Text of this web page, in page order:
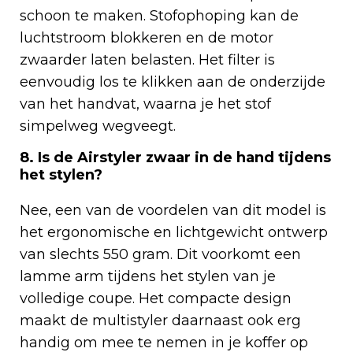
schoon te maken. Stofophoping kan de
luchtstroom blokkeren en de motor
zwaarder laten belasten. Het filter is
eenvoudig los te klikken aan de onderzijde
van het handvat, waarna je het stof
simpelweg wegveegt.
8. Is de Airstyler zwaar in de hand tijdens
het stylen?
Nee, een van de voordelen van dit model is
het ergonomische en lichtgewicht ontwerp
van slechts 550 gram. Dit voorkomt een
lamme arm tijdens het stylen van je
volledige coupe. Het compacte design
maakt de multistyler daarnaast ook erg
handig om mee te nemen in je koffer op